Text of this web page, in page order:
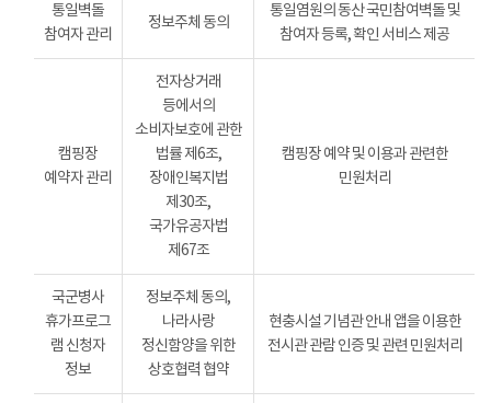
통일벽돌
참여자 관리
정보주체 동의
통일염원의 동산 국민참여벽돌 및
참여자 등록, 확인 서비스 제공
캠핑장
예약자 관리
전자상거래
등에서의
소비자보호에 관한
법률 제6조,
장애인복지법
제30조,
국가유공자법
제67조
캠핑장 예약 및 이용과 관련한
민원처리
국군병사
휴가프로그
램 신청자
정보
정보주체 동의,
나라사랑
정신함양을 위한
상호협력 협약
현충시설 기념관 안내 앱을 이용한
전시관 관람 인증 및 관련 민원처리